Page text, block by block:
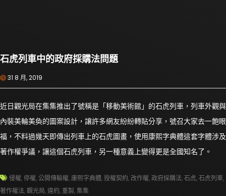
石虎列車中的政府採購法問題
31 8 月, 2019
近日觀光局在集集推出了號稱是「移動美術館」的石虎列車，列車外觀與
內裝美輪美奐的圖案設計，讓許多網友紛紛轉貼分享，號召大家去一飽眼
福，不料過幾天即傳出列車上的石虎圖畫，使用康熙字典體這套字體涉及
著作權爭議，讓這個石虎列車，另一種意義上變得更是全國知名了。
侵權,停權,公開傳輸權,康熙字典體,授權契約, 改作權,政府採購法,石虎,石虎列車,
著作權法,觀光局,違約,重製,集集